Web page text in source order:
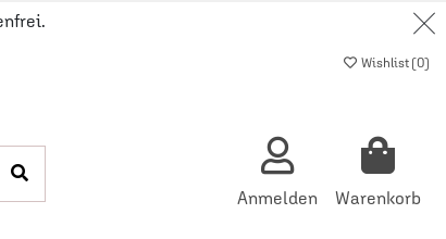
Wishlist (0)
Anmelden Warenkorb